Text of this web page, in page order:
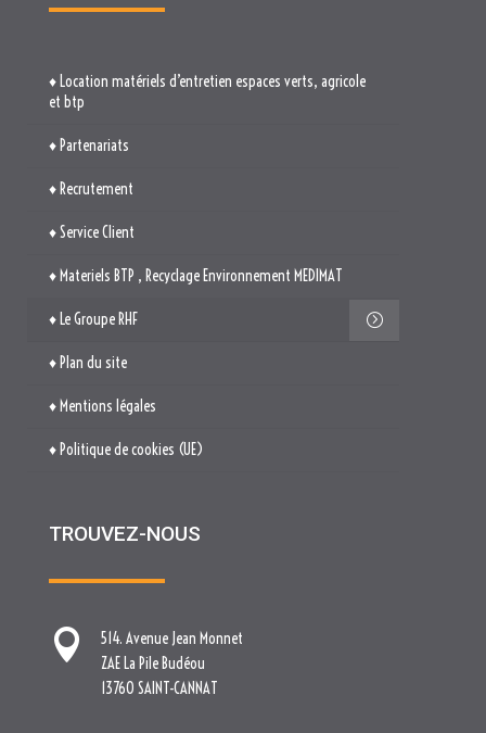
♦ Location matériels d’entretien espaces verts, agricole
et btp
♦ Partenariats
♦ Recrutement
♦ Service Client
♦ Materiels BTP , Recyclage Environnement MEDIMAT
♦ Le Groupe RHF
♦ Plan du site
♦ Mentions légales
♦ Politique de cookies (UE)
TROUVEZ-NOUS

514. Avenue Jean Monnet
ZAE La Pile Budéou
13760 SAINT-CANNAT